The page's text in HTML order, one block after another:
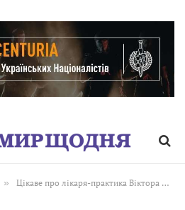
» Цікаве про лікаря-практика Віктора Фіофіловича Клопотовича